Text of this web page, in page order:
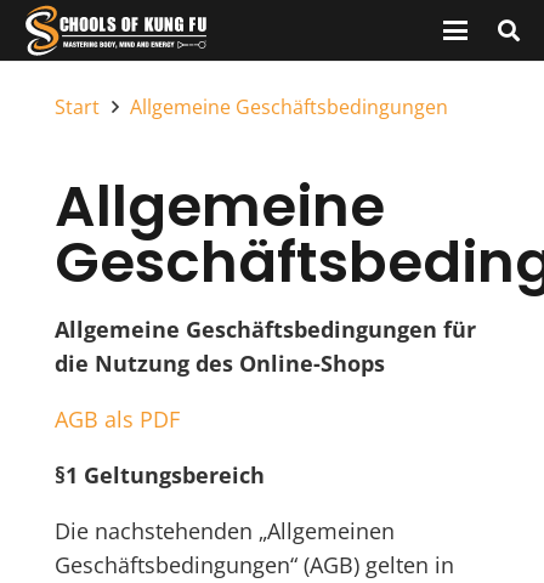
Start Allgemeine Geschäftsbedingungen
Allgemeine
Allgemeine Geschäftsbedingungen für
die Nutzung des Online-Shops
AGB als PDF
§1 Geltungsbereich
Die nachstehenden „Allgemeinen
Geschäftsbedingungen“ (AGB) gelten in